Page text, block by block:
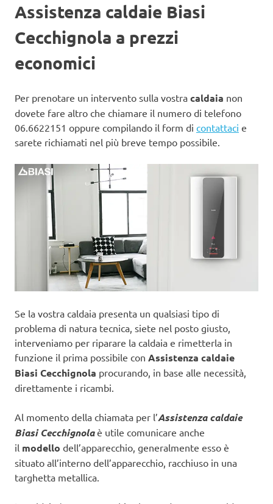
Assistenza caldaie Biasi
Cecchignola a prezzi
economici
Per prenotare un intervento sulla vostra caldaia non
dovete fare altro che chiamare il numero di telefono
06.6622151 oppure compilando il form di contattaci e
sarete richiamati nel più breve tempo possibile.
Se la vostra caldaia presenta un qualsiasi tipo di
problema di natura tecnica, siete nel posto giusto,
interveniamo per riparare la caldaia e rimetterla in
funzione il prima possibile con Assistenza caldaie
Biasi Cecchignola procurando, in base alle necessità,
direttamente i ricambi.
Al momento della chiamata per l’Assistenza caldaie
Biasi Cecchignolaè utile comunicare anche
il modello dell’apparecchio, generalmente esso è
situato all’interno dell’apparecchio, racchiuso in una
targhetta metallica.